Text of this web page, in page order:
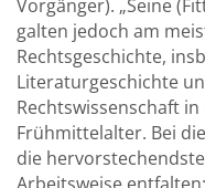
Vorgänger). „Seine
galten jedoch am
Rechtsgeschichte,
Literaturgeschichte
Rechtswissenschaft
Frühmittelalter. Bei
die